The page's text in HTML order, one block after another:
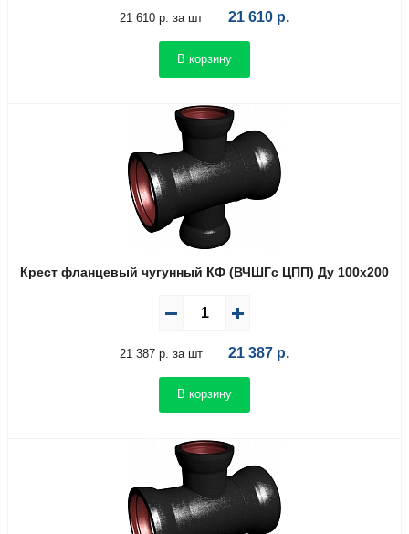
21 610 р. за шт 21 610 р.
В корзину
Крест фланцевый чугунный КФ (ВЧШГс ЦПП) Ду 100х200
21 387 р. за шт 21 387 р.
В корзину